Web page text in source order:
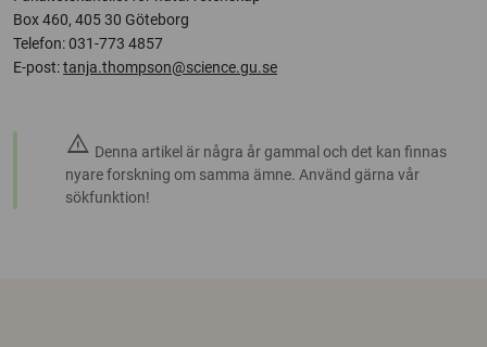
Box 460, 405 30 Göteborg
Telefon: 031-773 4857
E-post:tanja.thompson@science.gu.se
warning Denna artikel är några år gammal och det kan finnas
nyare forskning om samma ämne. Använd gärna vår
sökfunktion!